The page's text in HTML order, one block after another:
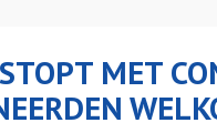
MET